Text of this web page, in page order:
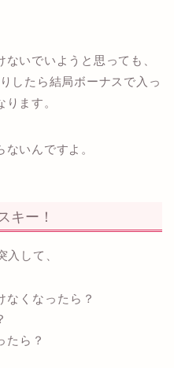
いでいようと思っても、
したら結局ボーナスで入っ
ます。
いんですよ。
キー！
して、
なくなったら？
たら？